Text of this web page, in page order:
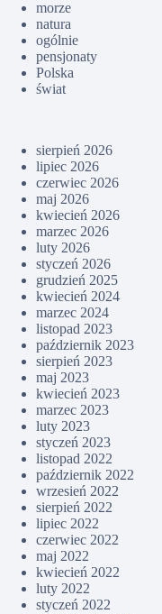
morze
natura
ogólnie
pensjonaty
Polska
świat
sierpień 2026
lipiec 2026
czerwiec 2026
maj 2026
kwiecień 2026
marzec 2026
luty 2026
styczeń 2026
grudzień 2025
kwiecień 2024
marzec 2024
listopad 2023
październik 2023
sierpień 2023
maj 2023
kwiecień 2023
marzec 2023
luty 2023
styczeń 2023
listopad 2022
październik 2022
wrzesień 2022
sierpień 2022
lipiec 2022
czerwiec 2022
maj 2022
kwiecień 2022
luty 2022
styczeń 2022